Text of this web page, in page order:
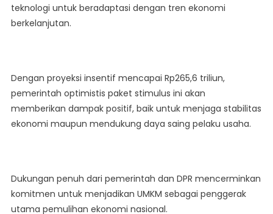
teknologi untuk beradaptasi dengan tren ekonomi
berkelanjutan.
Dengan proyeksi insentif mencapai Rp265,6 triliun,
pemerintah optimistis paket stimulus ini akan
memberikan dampak positif, baik untuk menjaga stabilitas
ekonomi maupun mendukung daya saing pelaku usaha.
Dukungan penuh dari pemerintah dan DPR mencerminkan
komitmen untuk menjadikan UMKM sebagai penggerak
utama pemulihan ekonomi nasional.